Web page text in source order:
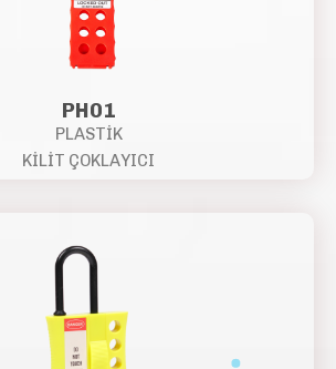
PH01
PLASTİK
KİLİT ÇOKLAYICI